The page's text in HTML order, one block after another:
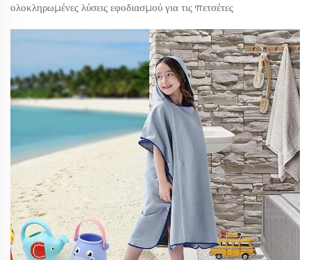
ολοκληρωμένες λύσεις εφοδιασμού για τις πετσέτες
στούντιο γιόγκα, εμπορικές μάρκες φιτνές και λιανικούς
πωλητές. Υποστηρίζουμε τις επιχειρηματικές ανάγκες σας με
τόσο διαθέσιμα σχέδια αποθηκευμένων προϊόντων όσο και
πλήρεις υπηρεσίες OEM/ODM προσαρμογής...